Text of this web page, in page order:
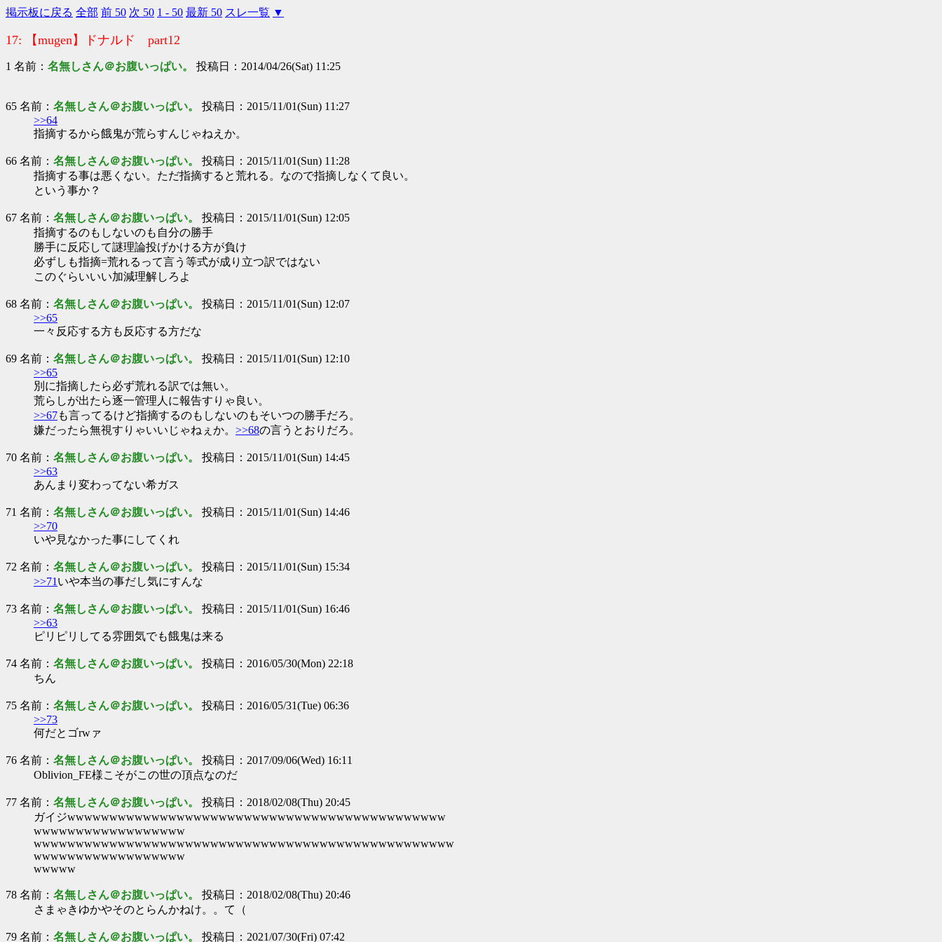
掲示板に戻る 全部 前 50 次 50 1 - 50 最新 50 スレ一覧 ▼
17: 【mugen】ドナルド part12
1 名前： 名無しさん＠お腹いっぱい。 投稿日：2014/04/26(Sat) 11:25
65 名前： 名無しさん＠お腹いっぱい。 投稿日：2015/11/01(Sun) 11:27
>>64
指摘するから餓鬼が荒らすんじゃねえか。
66 名前： 名無しさん＠お腹いっぱい。 投稿日：2015/11/01(Sun) 11:28
指摘する事は悪くない。ただ指摘すると荒れる。なので指摘しなくて良い。
という事か？
67 名前： 名無しさん＠お腹いっぱい。 投稿日：2015/11/01(Sun) 12:05
指摘するのもしないのも自分の勝手
勝手に反応して謎理論投げかける方が負け
必ずしも指摘=荒れるって言う等式が成り立つ訳ではない
このぐらいいい加減理解しろよ
68 名前： 名無しさん＠お腹いっぱい。 投稿日：2015/11/01(Sun) 12:07
>>65
一々反応する方も反応する方だな
69 名前： 名無しさん＠お腹いっぱい。 投稿日：2015/11/01(Sun) 12:10
>>65
別に指摘したら必ず荒れる訳では無い。
荒らしが出たら逐一管理人に報告すりゃ良い。
>>67も言ってるけど指摘するのもしないのもそいつの勝手だろ。
嫌だったら無視すりゃいいじゃねぇか。 >>68の言うとおりだろ。
70 名前： 名無しさん＠お腹いっぱい。 投稿日：2015/11/01(Sun) 14:45
>>63
あんまり変わってない希ガス
71 名前： 名無しさん＠お腹いっぱい。 投稿日：2015/11/01(Sun) 14:46
>>70
いや見なかった事にしてくれ
72 名前： 名無しさん＠お腹いっぱい。 投稿日：2015/11/01(Sun) 15:34
>>71 いや本当の事だし気にすんな
73 名前： 名無しさん＠お腹いっぱい。 投稿日：2015/11/01(Sun) 16:46
>>63
ピリピリしてる雰囲気でも餓鬼は来る
74 名前： 名無しさん＠お腹いっぱい。 投稿日：2016/05/30(Mon) 22:18
ちん
75 名前： 名無しさん＠お腹いっぱい。 投稿日：2016/05/31(Tue) 06:36
>>73
何だとゴrwァ
76 名前： 名無しさん＠お腹いっぱい。 投稿日：2017/09/06(Wed) 16:11
Oblivion_FE様こそがこの世の頂点なのだ
77 名前： 名無しさん＠お腹いっぱい。 投稿日：2018/02/08(Thu) 20:45
ガイジwwwwwwwwwwwwwwwwwwwwwwwwwwwwwwwwwwwwwwwwwwwww
wwwwwwwwwwwwwwwwww
wwwwwwwwwwwwwwwwwwwwwwwwwwwwwwwwwwwwwwwwwwwwwwwwww
wwwwwwwwwwwwwwwwww
wwwww
78 名前： 名無しさん＠お腹いっぱい。 投稿日：2018/02/08(Thu) 20:46
さまゃきゆかやそのとらんかねけ。。て（
79 名前： 名無しさん＠お腹いっぱい。 投稿日：2021/07/30(Fri) 07:42